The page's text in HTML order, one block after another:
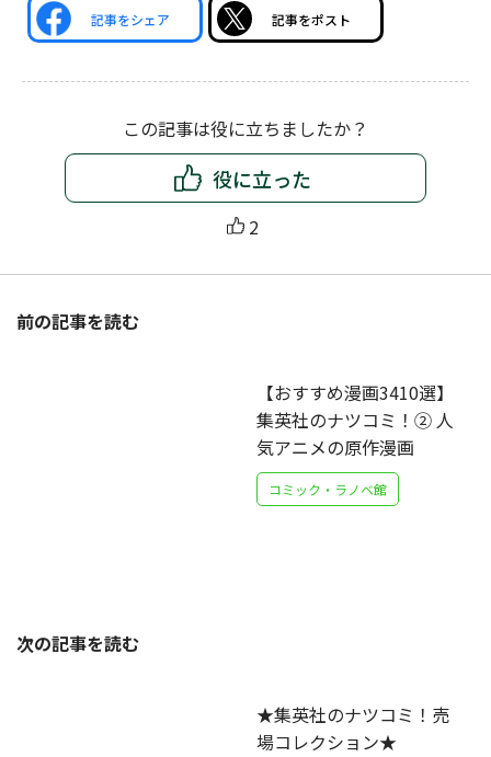
記事をシェア 記事をポスト
この記事は役に立ちましたか？
役に立った
2
前の記事を読む
【おすすめ漫画3410選】
集英社のナツコミ！② 人
気アニメの原作漫画
コミック・ラノベ館
次の記事を読む
★集英社のナツコミ！売
場コレクション★